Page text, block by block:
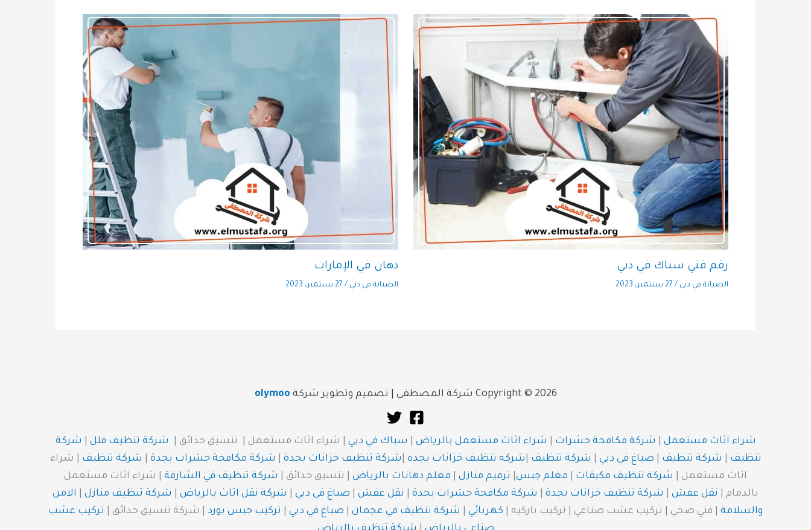
رقم فني سباك في دبي
الصيانة في دبي / 27 سبتمبر، 2023
دهان في الإمارات
الصيانة في دبي / 27 سبتمبر، 2023
Copyright © 2026 شركة المصطفى | تصميم وتطوير شركة olymoo
شراء اثاث مستعمل شركة مكافحة حشرات شراء اثاث مستعمل بالرياض سباك في دبي | شراء اثاث مستعمل | تنسيق حدائق | شركة تنظيف فلل
شركة
تنظيف
شركة تنظيف صباغ في دبي شركة تنظيف شركه تنظيف خزانات بجده شركة تنظيف خزانات بجدة شركة مكافحة حشرات بجدة شركة تنظيف | شراء
اثاث مستعمل |
شركة تنظيف مكيفات معلم جبس ترميم منازل معلم دهانات بالرياض | تنسيق حدائق | شركة تنظيف في الشارقة | شراء اثاث مستعمل
بالدمام |
نقل عفش شركة تنظيف خزانات بجدة شركة مكافحة حشرات بجدة نقل عفش صباغ في دبي شركة نقل اثاث بالرياض شركة تنظيف منازل
الامن
والسلامة | فني صحي | تركيب عشب صناعي | تركيب باركيه | كهربائي شركة تنظيف في عجمان صباغ في دبي تركيب جبس بورد | شركة تنسيق حدائق |
تركيب عشب